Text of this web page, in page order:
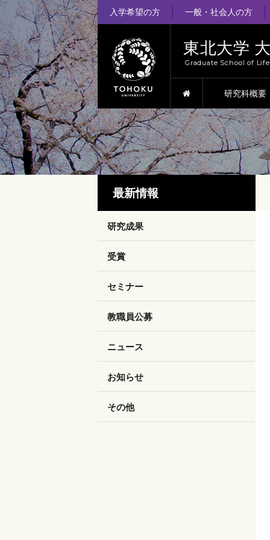
入学希望の方 一般・社会人の方
東北大学
Graduate School of
HOME研究科概要
最新情報
研究成果
受賞
セミナー
教職員公募
ニュース
お知らせ
その他